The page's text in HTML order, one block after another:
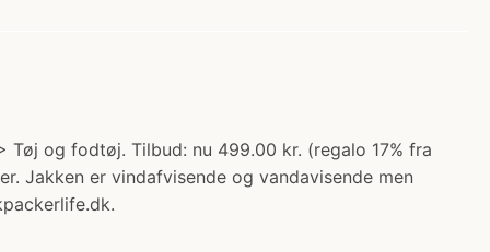
og fodtøj. Tilbud: nu 499.00 kr. (regalo 17% fra
Jakken er vindafvisende og vandavisende men